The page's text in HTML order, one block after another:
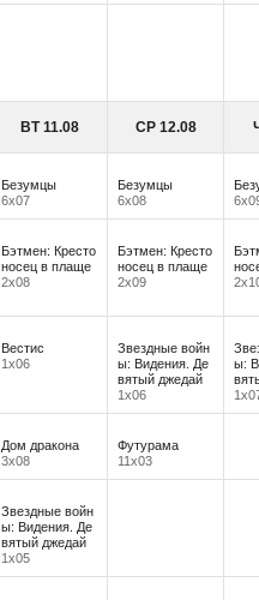
ВТ 11.08 СР 12.08
Безумцы
6х07
Безумцы
6х08
Бэтмен: Кресто
носец в плаще
2х08
Бэтмен: Кресто
носец в плаще
2х09
Вестис
1х06
Звездные войн
ы: Видения. Де
вятый джедай
1х06
ы:
Дом дракона
3х08
Футурама
11х03
Звездные войн
ы: Видения. Де
вятый джедай
1х05